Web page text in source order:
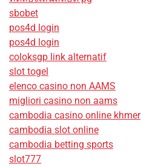
sbobet
pos4d login
pos4d login
coloksgp link alternatif
slot togel
elenco casino non AAMS
migliori casino non aams
cambodia casino online khmer
cambodia slot online
cambodia betting sports
slot777